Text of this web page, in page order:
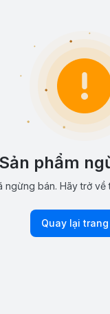
Sản phẩm
ngừng bán. Hãy trở
Quay lại